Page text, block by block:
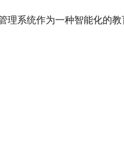
系统作为一种智能化的